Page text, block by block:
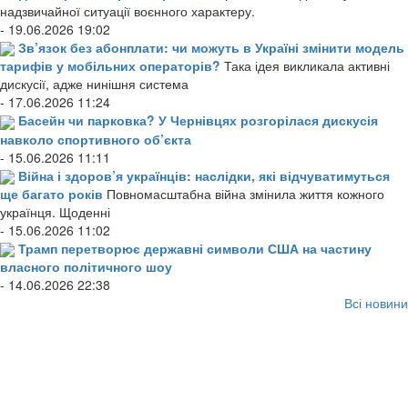
надзвичайної ситуації воєнного характеру.
- 19.06.2026 19:02
Зв’язок без абонплати: чи можуть в Україні змінити модель
тарифів у мобільних операторів? Така ідея викликала активні
дискусії, адже нинішня система
- 17.06.2026 11:24
Басейн чи парковка? У Чернівцях розгорілася дискусія
навколо спортивного об’єкта
- 15.06.2026 11:11
Війна і здоров’я українців: наслідки, які відчуватимуться
ще багато років Повномасштабна війна змінила життя кожного
українця. Щоденні
- 15.06.2026 11:02
Трамп перетворює державні символи США на частину
власного політичного шоу
- 14.06.2026 22:38
Всі новини